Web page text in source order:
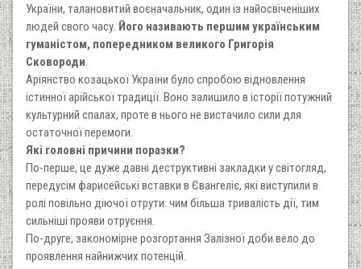
України, талановитий воєначальник, один із найосвіченіших
людей свого часу. Його називають першим українським
гуманістом, попередником великого Григорія
Сковороди.
Аріянство козацької України було спробою відновлення
істинної арійської традиції. Воно залишило в історії потужний
культурний спалах, проте в нього не вистачило сили для
остаточної перемоги.
Які головні причини поразки?
По-перше, це дуже давні деструктивні закладки у світогляд,
передусім фарисейські вставки в Євангеліє, які виступили в
ролі повільно діючої отрути: чим більша тривалість дії, тим
сильніші прояви отруєння.
По-друге, закономірне розгортання Залізної доби вело до
проявлення найнижчих потенцій.